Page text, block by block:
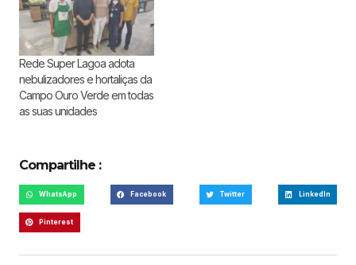
Rede Super Lagoa adota
nebulizadores e hortaliças da
Campo Ouro Verde em todas
as suas unidades
Compartilhe :
WhatsApp Facebook Twitter LinkedIn
Pinterest